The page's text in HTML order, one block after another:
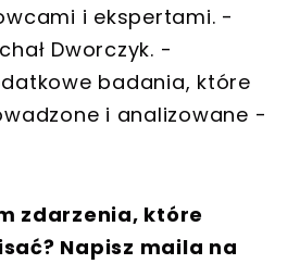
i ekspertami. -
Dworczyk. -
badania, które
i analizowane -
zdarzenia, które
Napisz maila na